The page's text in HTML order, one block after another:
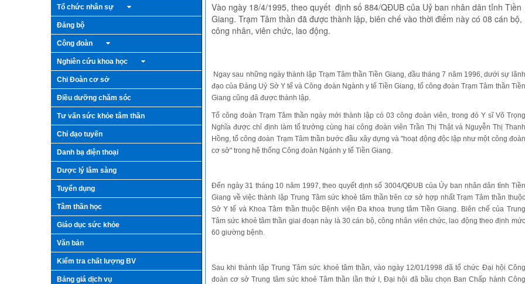
Tổ chức nhân sự
Đảng bộ
Công đoàn
Nghiên cứu khoa học
Chi Đoàn cơ sở
Điều dưỡng chăm sóc
Tư vấn sức khỏe tâm thần
Chỉ đạo tuyến
Danh bạ điện thoại
Dược lý lâm sàng
Tuyển dụng
Tâm thần học
Giáo dục sức khỏe
Văn bản
Kiểm tra chất lượng BV
Bảng giá dịch vụ
Vào ngày 18/4/1995, theo quyết định số 884/QĐUB của Uỷ ban nhân dân tỉnh Tiền
Giang. Trạm Tâm thần đã được thành lập, biên chế vào thời điểm này có 08 cán bộ,
công nhân, viên chức, lao động.
Ngay sau những ngày thành lập Trạm Tâm thần Tiền Giang, đầu tháng 7 năm 1996, dưới sự lãnh
đạo của Đảng Uỷ Sở Y tế và Công đoàn Ngành y tế Tiền Giang, tổ công đoàn Trạm Tâm thần Tiền
Giang cũng đã được thành lập.
Tổ công đoàn Trạm Tâm thần ngày mới thành lập có 03 công đoàn viên, trong đó Y sĩ Võ Trọng
Nghĩa được chỉ định làm tổ trưởng cùng hai công đoàn viên Trần Thị Thật và Nguyễn Thị Thanh
Hồng, tổ công đoàn Trạm Tâm thần bước đầu xây dựng và "hoạt động độc lập như một công đoàn
cơ sở" trong hệ thống Công đoàn Ngành y tế Tiền Giang.
Đến ngày 31 tháng 10 năm 1997, theo quyết định số 3004/QĐUB của Ủy ban nhân dân tỉnh Tiền
Giang về việc thành lập Trung Tâm sức khoẻ tâm thần trên cơ sở hợp nhất Trạm Tâm thần thuộc
Sở Y tế và Khoa Tâm thần thuộc Bệnh viện Đa khoa trung tâm Tiền Giang. Biên chế của Trung
Tâm sức khoẻ tâm thần giai đoạn này là 30 cán bộ, công nhân viên chức, lao động theo định mức
60 giường bệnh.
Sau khi thành lập Trung Tâm sức khoẻ tâm thần, vào ngày 12/01/1998 đã tổ chức Đại hội Công
đoàn cơ sở Trung tâm sức khoẻ Tâm thần lần thứ I, Đại hội đã bầu chọn Ban Chấp hành Công